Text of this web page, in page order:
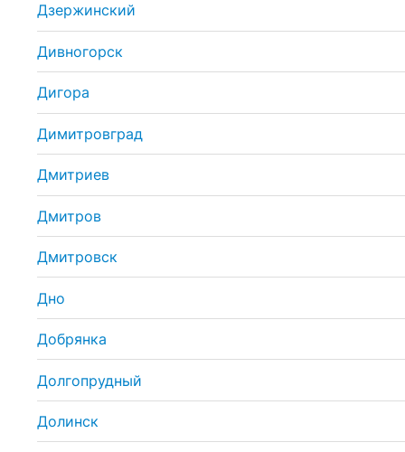
Дзержинский
Дивногорск
Дигора
Димитровград
Дмитриев
Дмитров
Дмитровск
Дно
Добрянка
Долгопрудный
Долинск